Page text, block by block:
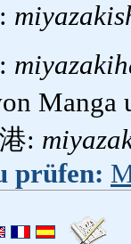
Manga
:
prüfen: